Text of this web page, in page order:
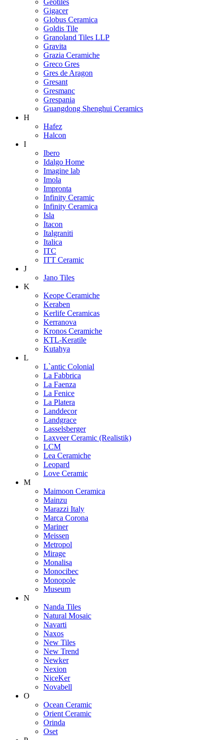
Gigacer
Globus Ceramica
Goldis Tile
Granoland Tiles LLP
Gravita
Grazia Ceramiche
Greco Gres
Gres de Aragon
Gresant
Gresmanc
Grespania
Guangdong Shenghui Ceramics
H
Hafez
Halcon
I
Ibero
Idalgo Home
Imagine lab
Imola
Impronta
Infinity Ceramic
Infinity Ceramica
Isla
Itacon
Italgraniti
Italica
ITC
ITT Ceramic
J
Jano Tiles
K
Keope Ceramiche
Keraben
Kerlife Ceramicas
Kerranova
Kronos Ceramiche
KTL-Keratile
Kutahya
L
L`antic Colonial
La Fabbrica
La Faenza
La Fenice
La Platera
Landdecor
Landgrace
Lasselsberger
Laxveer Ceramic (Realistik)
LCM
Lea Ceramiche
Leopard
Love Ceramic
M
Maimoon Ceramica
Mainzu
Marazzi Italy
Marca Corona
Mariner
Meissen
Metropol
Mirage
Monalisa
Monocibec
Monopole
Museum
N
Nanda Tiles
Natural Mosaic
Navarti
Naxos
New Tiles
New Trend
Newker
Nexion
NiceKer
Novabell
O
Ocean Ceramic
Orient Ceramic
Orinda
Oset